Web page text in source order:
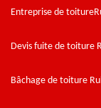
Entreprise de
Devis fuite de toiture
Bâchage de toiture